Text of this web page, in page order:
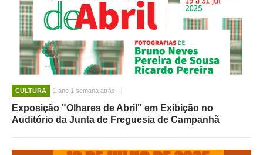
CULTURA 1 ano 1 semana atrás
Exposição "Olhares de Abril" em Exibição no
Auditório da Junta de Freguesia de Campanhã